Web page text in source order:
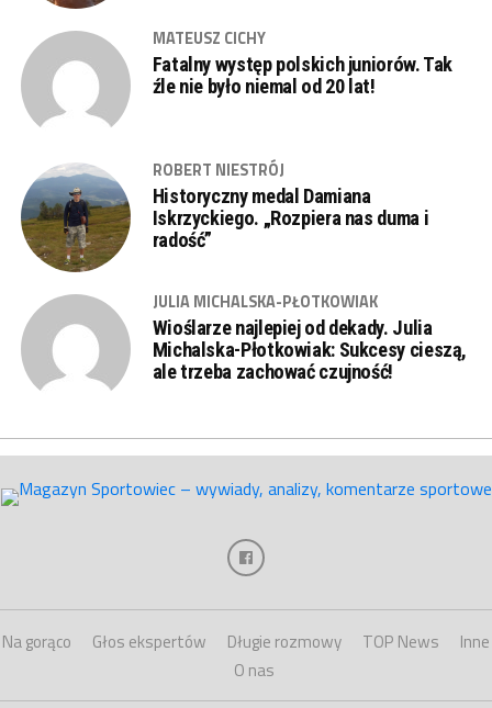
MATEUSZ CICHY
Fatalny występ polskich juniorów. Tak
źle nie było niemal od 20 lat!
ROBERT NIESTRÓJ
Historyczny medal Damiana
Iskrzyckiego. „Rozpiera nas duma i
radość”
JULIA MICHALSKA-PŁOTKOWIAK
Wioślarze najlepiej od dekady. Julia
Michalska-Płotkowiak: Sukcesy cieszą,
ale trzeba zachować czujność!
Na gorąco Głos ekspertów Długie rozmowy TOP News
Inne
O nas